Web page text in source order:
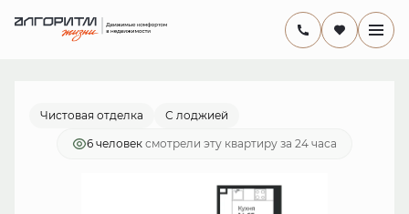
2-комнатная
10 524 100 руб.
от 30 620 руб./мес.
Чистовая отделка С лоджией
6 человек смотрели эту квартиру за 24 часа